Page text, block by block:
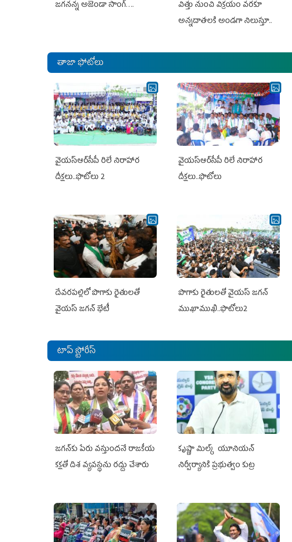
జగనన్న అజెండా సాంగ్….
విత్తు నుంచి విక్రయం వరకూ
అన్నదాతలకి అండగా నిలుస్తూ..
తాజా ఫోటోలు
వైయ‌స్ఆర్‌సీపీ రిలే నిరాహార
దీక్షలు..ఫొటోలు 2
వైయ‌స్ఆర్‌సీపీ రిలే నిరాహార
దీక్షలు..ఫొటోలు
దేవరపల్లిలో పొగాకు రైతులతో
వైయస్ జగన్ భేటీ
పొగాకు రైతుల‌తో వైయ‌స్ జ‌గ‌న్
ముఖాముఖి..ఫొటోలు2
టాప్ స్టోరీస్
జగన్‌కు పేరు వస్తుందనే రాజకీయ
కక్షతో దిశ వ్య‌వ‌స్థ‌ను రద్దు చేశారు
కృష్ణా మిల్క్‌ యూనియన్‌
నిర్వీర్యానికి ప్రభుత్వం కుట్ర